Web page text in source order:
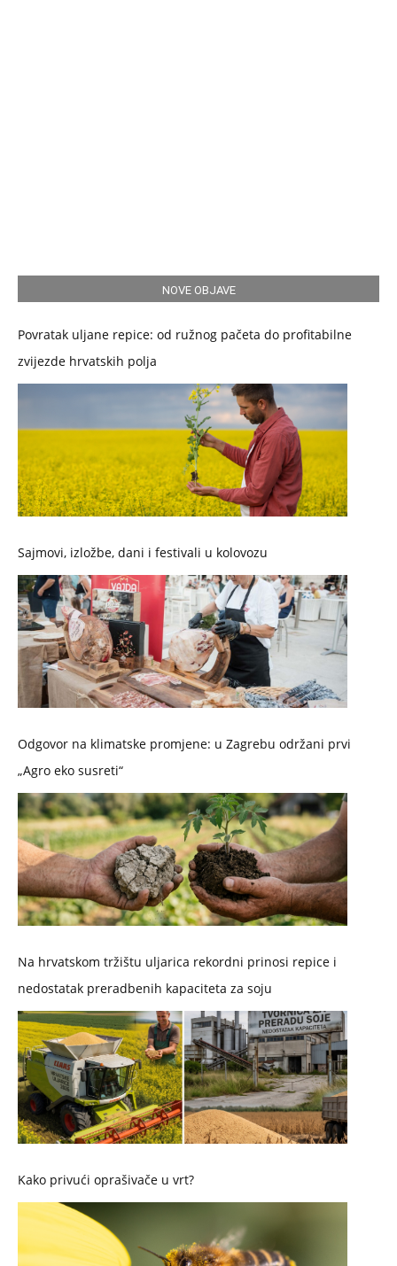
NOVE OBJAVE
Povratak uljane repice: od ružnog pačeta do profitabilne
zvijezde hrvatskih polja
Sajmovi, izložbe, dani i festivali u kolovozu
Odgovor na klimatske promjene: u Zagrebu održani prvi
„Agro eko susreti“
Na hrvatskom tržištu uljarica rekordni prinosi repice i
nedostatak preradbenih kapaciteta za soju
Kako privući oprašivače u vrt?